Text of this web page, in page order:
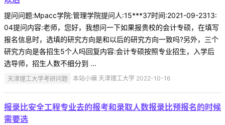
提问问题:Mpacc学院:管理学院提问人:15***37时间:2021-09-2313:
04提问内容:老师，您好，我想问一下如果报贵校的会计专硕，在填写
报名信息时，选填的研究方向是和以后的研究方向一致吗?另外，三个
研究方向是各招生5个人吗回复内容:会计专硕按照专业招生，入学后
选导师，招生人数不细分到 ...
天津理工大学考研问题 本站小编 天津理工大学 2022-10-16
报录比安全工程专业去的报考和录取人数报录比预报名的时候
需要选